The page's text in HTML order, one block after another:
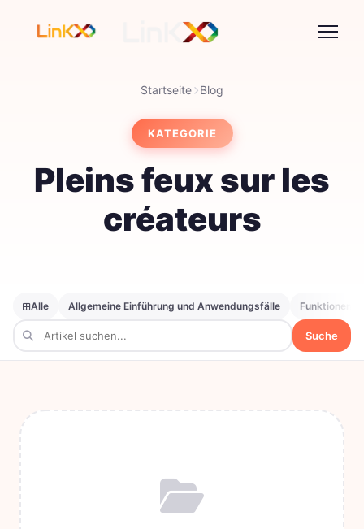
Startseite Blog
KATEGORIE
Pleins feux sur les
créateurs
Alle Allgemeine Einführung und Anwendungsfälle Funktionen
Suche